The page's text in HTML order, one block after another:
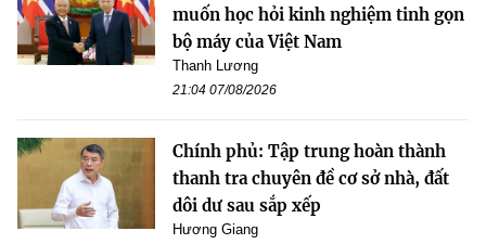
muốn học hỏi kinh nghiệm tinh gọn
bộ máy của Việt Nam
Thanh Lương
21:04 07/08/2026
Chính phủ: Tập trung hoàn thành
thanh tra chuyên đề cơ sở nhà, đất
dôi dư sau sắp xếp
Hương Giang